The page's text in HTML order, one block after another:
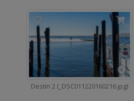
Destin 2 (_DSC011220160216.jpg)